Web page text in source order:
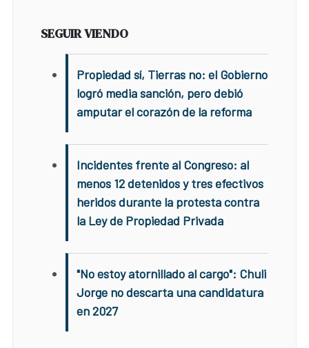
SEGUIR VIENDO
Propiedad sí, Tierras no: el Gobierno
logró media sanción, pero debió
amputar el corazón de la reforma
Incidentes frente al Congreso: al
menos 12 detenidos y tres efectivos
heridos durante la protesta contra
la Ley de Propiedad Privada
"No estoy atornillado al cargo": Chuli
Jorge no descarta una candidatura
en 2027